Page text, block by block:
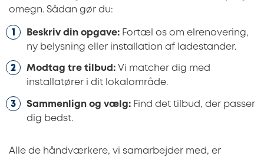
omegn. Sådan gør du:
Beskriv din opgave: Fortæl os om elrenovering,
ny belysning eller installation af ladestander.
Modtag tre tilbud: Vi matcher dig med
installatører i dit lokalområde.
Sammenlign og vælg: Find det tilbud, der passer
dig bedst.
Alle de håndværkere, vi samarbejder med, er